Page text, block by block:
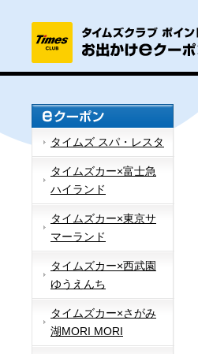
タイムズ スパ・レスタ
タイムズカー×富士急
ハイランド
タイムズカー×東京サ
マーランド
タイムズカー×西武園
ゆうえんち
タイムズカー×さがみ
湖MORI MORI